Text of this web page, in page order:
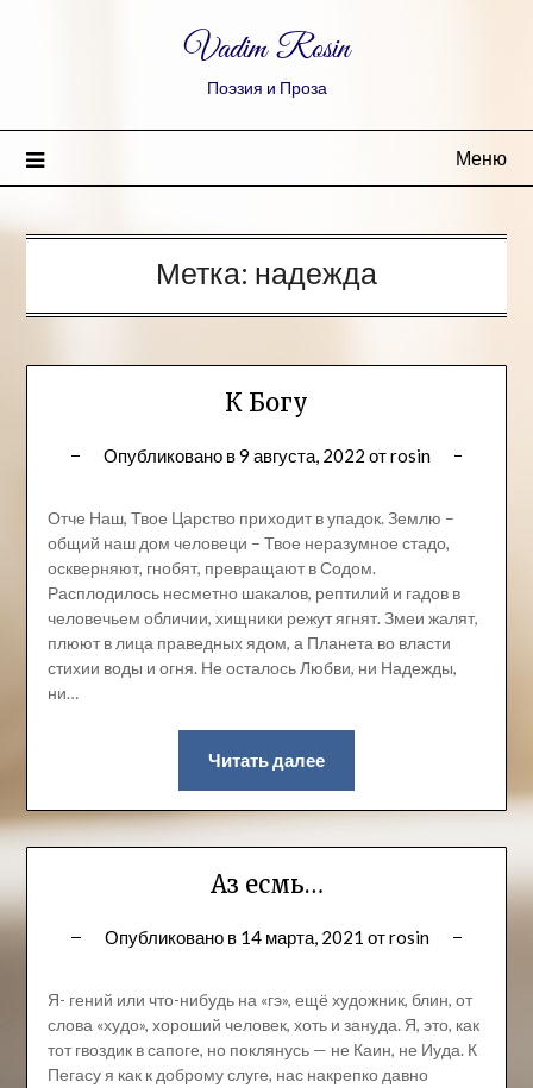
Vadim Rosin
Поэзия и Проза
Меню
Метка: надежда
К Богу
Опубликовано в9 августа, 2022 отrosin
Отче Наш, Твое Царство приходит в упадок. Землю –
общий наш дом человеци – Твое неразумное стадо,
оскверняют, гнобят, превращают в Содом.
Расплодилось несметно шакалов, рептилий и гадов в
человечьем обличии, хищники режут ягнят. Змеи жалят,
плюют в лица праведных ядом, а Планета во власти
стихии воды и огня. Не осталось Любви, ни Надежды,
ни…
Читать далее
Аз есмь…
Опубликовано в 14 марта, 2021 отrosin
Я- гений или что-нибудь на «гэ», ещё художник, блин, от
слова «худо», хороший человек, хоть и зануда. Я, это, как
тот гвоздик в сапоге, но поклянусь — не Каин, не Иуда. К
Пегасу я как к доброму слуге, нас накрепко давно